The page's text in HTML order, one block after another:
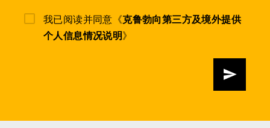
我已阅读并同意《克鲁勃向第三方及境外提供
个人信息情况说明》
发送